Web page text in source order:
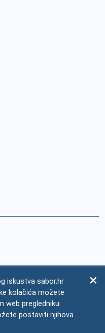
iskustva sabor.hr
kolačića možete
web pregledniku.
postaviti njihova